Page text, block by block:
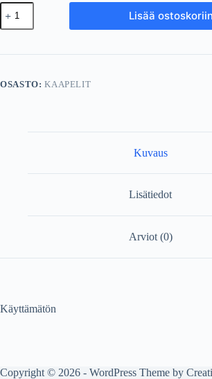
Satakaapeli
määrä
Lisää ostoskoriin
OSASTO:KAAPELIT
Kuvaus
Lisätiedot
Arviot (0)
Käyttämätön
Copyright © 2026 - WordPress Theme by